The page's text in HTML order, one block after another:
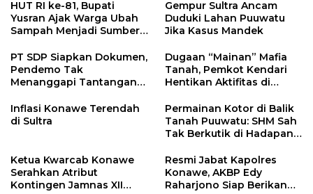
Hidupkan Ekonomi
Kerakyatan
Kadin
HUT RI ke-81, Bupati
Yusran Ajak Warga Ubah
Sampah Menjadi Sumber
Gempur Sultra Ancam
Duduki Lahan Puuwatu
Jika Kasus Mandek
PT SDP Siapkan Dokumen,
Pendemo Tak
Menanggapi Tantangan
Dugaan “Mainan” Mafia
Tanah, Pemkot Kendari
Hentikan Aktifitas di
Inflasi Konawe Terendah
di Sultra
Permainan Kotor di Balik
Tanah Puuwatu: SHM Sah
Tak Berkutik di Hadapan
Ketua Kwarcab Konawe
Serahkan Atribut
Kontingen Jamnas XII
Resmi Jabat Kapolres
Konawe, AKBP Edy
Raharjono Siap Berikan